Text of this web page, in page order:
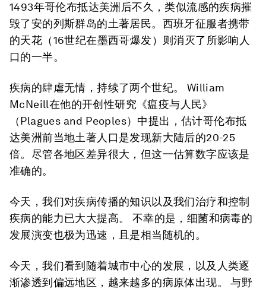
1493年哥伦布抵达美洲后不久，类似流感的疾病摧
毁了安的列斯群岛的土著居民。西班牙征服者携带
的天花（16世纪在墨西哥爆发）则消灭了所影响人
口的一半。
疾病的肆虐无情，持续了两个世纪。 William
McNeill在他的开创性研究《瘟疫与人民》
（Plagues and Peoples）中提出，估计哥伦布抵
达美洲前当地土著人口是发现新大陆后的20-25
倍。尽管各地区差异很大，但这一估算数字应该是
准确的。
今天，我们对疾病传播的知识以及我们治疗和控制
疾病的能力已大大提高。 不幸的是，细菌和病毒的
发展演变也极为迅速，且是相当随机的。
今天，我们看到随着城市中心的发展，以及人类逐
渐渗透到偏远地区，越来越多的病原体出现。 与野